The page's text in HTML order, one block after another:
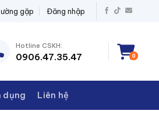
gặp Đăng nhập
Hotline CSKH:
0906.47.35.47 0
dụng Liên hệ